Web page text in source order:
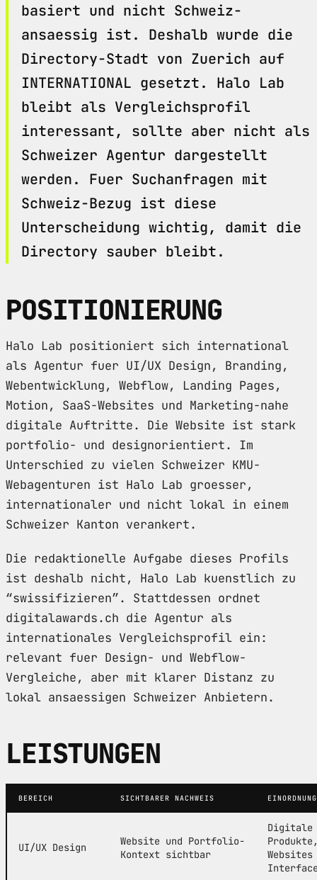
basiert und nicht Schweiz-
ansaessig ist. Deshalb wurde die
Directory-Stadt von Zuerich auf
INTERNATIONAL gesetzt. Halo Lab
bleibt als Vergleichsprofil
interessant, sollte aber nicht als
Schweizer Agentur dargestellt
werden. Fuer Suchanfragen mit
Schweiz-Bezug ist diese
Unterscheidung wichtig, damit die
Directory sauber bleibt.
POSITIONIERUNG
Halo Lab positioniert sich international
als Agentur fuer UI/UX Design, Branding,
Webentwicklung, Webflow, Landing Pages,
Motion, SaaS-Websites und Marketing-nahe
digitale Auftritte. Die Website ist stark
portfolio- und designorientiert. Im
Unterschied zu vielen Schweizer KMU-
Webagenturen ist Halo Lab groesser,
internationaler und nicht lokal in einem
Schweizer Kanton verankert.
Die redaktionelle Aufgabe dieses Profils
ist deshalb nicht, Halo Lab kuenstlich zu
“swissifizieren”. Stattdessen ordnet
digitalawards.ch die Agentur als
internationales Vergleichsprofil ein:
relevant fuer Design- und Webflow-
Vergleiche, aber mit klarer Distanz zu
lokal ansaessigen Schweizer Anbietern.
LEISTUNGEN
BEREICH SICHTBARER NACHWEIS EINORDNUNG
UI/UX Design
Website und Portfolio-
Kontext sichtbar
Digitale
Websites